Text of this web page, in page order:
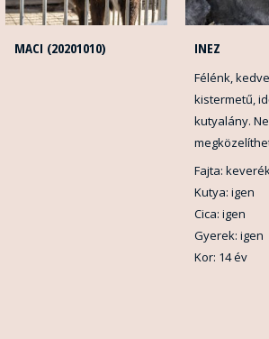
MACI (20201010) INEZ
Félénk,
kistermetű,
kutyalány.
Fajta:
Kutya: igen
Cica: igen
Gyerek: igen
Kor: 14 év